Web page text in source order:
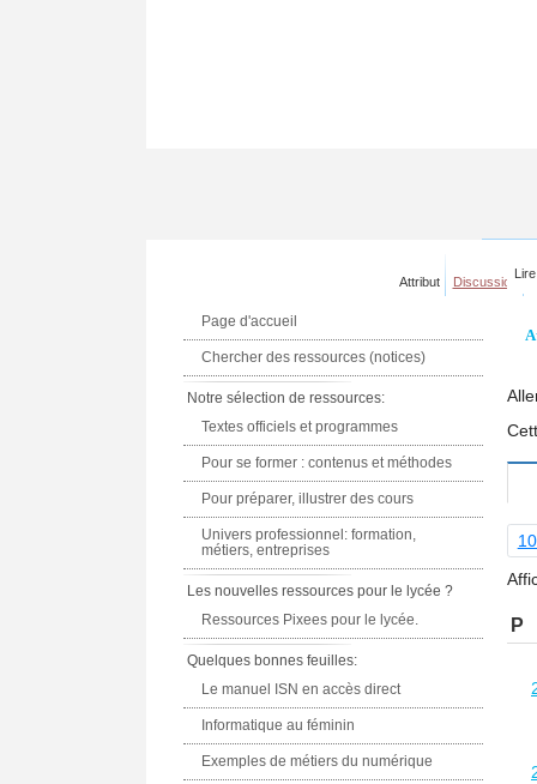
P
Attribut Discussion
Lire
Page d'accueil
Chercher des ressources (notices)
Notre sélection de ressources:
Textes officiels et programmes
Pour se former : contenus et méthodes
Pour préparer, illustrer des cours
Univers professionnel: formation,
métiers, entreprises
Les nouvelles ressources pour le lycée ?
Ressources Pixees pour le lycée.
Quelques bonnes feuilles:
Le manuel ISN en accès direct
Informatique au féminin
Exemples de métiers du numérique